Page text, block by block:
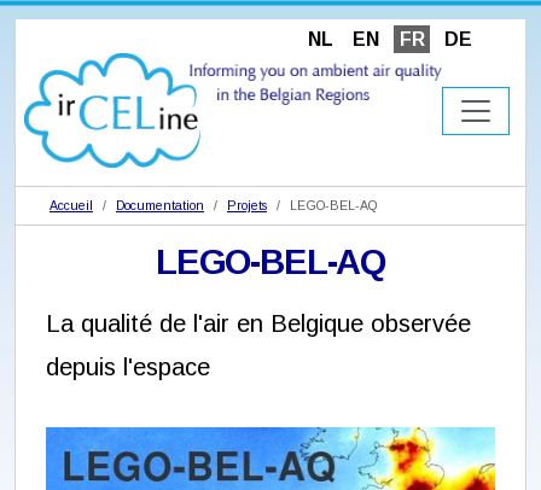
NL EN FR DE
Accueil Documentation Projets LEGO-BEL-AQ
LEGO-BEL-AQ
La qualité de l'air en Belgique observée
depuis l'espace